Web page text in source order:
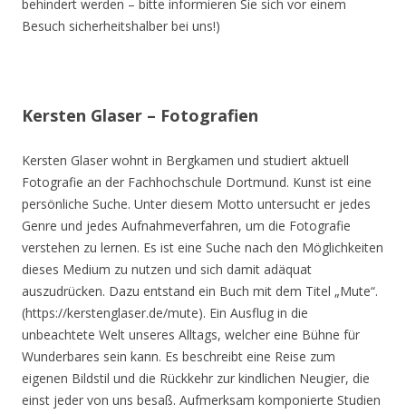
behindert werden – bitte informieren Sie sich vor einem
Besuch sicherheitshalber bei uns!)
Kersten Glaser – Fotografien
Kersten Glaser wohnt in Bergkamen und studiert aktuell
Fotografie an der Fachhochschule Dortmund. Kunst ist eine
persönliche Suche. Unter diesem Motto untersucht er jedes
Genre und jedes Aufnahmeverfahren, um die Fotografie
verstehen zu lernen. Es ist eine Suche nach den Möglichkeiten
dieses Medium zu nutzen und sich damit adäquat
auszudrücken. Dazu entstand ein Buch mit dem Titel „Mute“.
(https://kerstenglaser.de/mute). Ein Ausflug in die
unbeachtete Welt unseres Alltags, welcher eine Bühne für
Wunderbares sein kann. Es beschreibt eine Reise zum
eigenen Bildstil und die Rückkehr zur kindlichen Neugier, die
einst jeder von uns besaß. Aufmerksam komponierte Studien